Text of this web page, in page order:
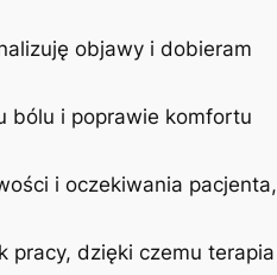
objawy i dobieram
bólu i poprawie komfortu
i oczekiwania pacjenta,
pracy, dzięki czemu terapia